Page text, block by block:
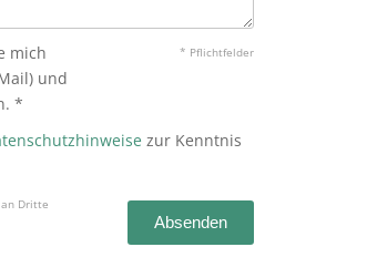
mich
und
*
* Pflichtfelder
zur Kenntnis
Dritte
Absenden